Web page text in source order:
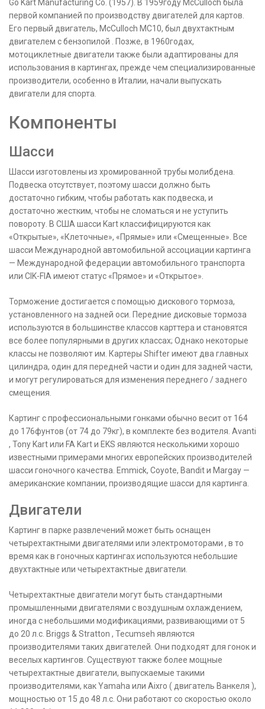
Go Kart Manufacturing Co. (1957). В 1959году McCulloch была
первой компанией по производству двигателей для картов.
Его первый двигатель, McCullоch MC10, был двухтактным
двигателем с бензопилой . Позже, в 1960годах,
мотоциклетные двигатели также были адаптированы для
использования в картингах, прежде чем специализированные
производители, особенно в Италии, начали выпускать
двигатели для спорта.
Компоненты
Шасси
Шасси изготовлены из хромированной трубы молибдена.
Подвеска отсутствует, поэтому шасси должно быть
достаточно гибким, чтобы работать как подвеска, и
достаточно жестким, чтобы не сломаться и не уступить
повороту. В США шасси Kart классифицируются как
«Открытые», «Клеточные», «Прямые» или «Смещенные». Все
шасси Международной автомобильной ассоциации картинга
— Международной федерации автомобильного транспорта
или CIK-FIA имеют статус «Прямое» и «Открытое».
Торможение достигается с помощью дискового тормоза,
установленного на задней оси. Передние дисковые тормоза
используются в большинстве классов карттера и становятся
все более популярными в других классах; Однако некоторые
классы не позволяют им. Картеры Shifter имеют два главных
цилиндра, один для передней части и один для задней части,
и могут регулироваться для изменения переднего / заднего
смещения.
Картинг с профессиональными гонками обычно весит от 164
до 176фунтов (от 74 до 79кг), в комплекте без водителя. Avanti
, Tony Kart или FA Kart и EKS являются несколькими хорошо
известными примерами многих европейских производителей
шасси гоночного качества. Emmick, Coyote, Bandit и Margay —
американские компании, производящие шасси для картинга.
Двигатели
Картинг в парке развлечений может быть оснащен
четырехтактными двигателями или электромоторами , в то
время как в гоночных картингах используются небольшие
двухтактные или четырехтактные двигатели.
Четырехтактные двигатели могут быть стандартными
промышленными двигателями с воздушным охлаждением,
иногда с небольшими модификациями, развивающими от 5
до 20 л.с. Briggs & Stratton , Tecumseh являются
производителями таких двигателей. Они подходят для гонок и
веселых картингов. Существуют также более мощные
четырехтактные двигатели, выпускаемые такими
производителями, как Yamaha или Aixro ( двигатель Ванкеля ),
мощностью от 15 до 48 л.с. Они работают со скоростью около